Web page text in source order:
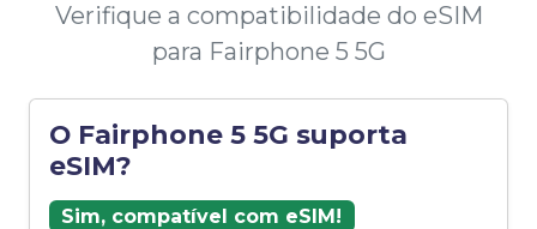
Verifique a compatibilidade do eSIM
para Fairphone 5 5G
O Fairphone 5 5G suporta
eSIM?
Sim, compatível com eSIM!